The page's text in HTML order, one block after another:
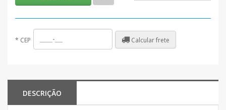
* CEP Calcular frete
DESCRIÇÃO